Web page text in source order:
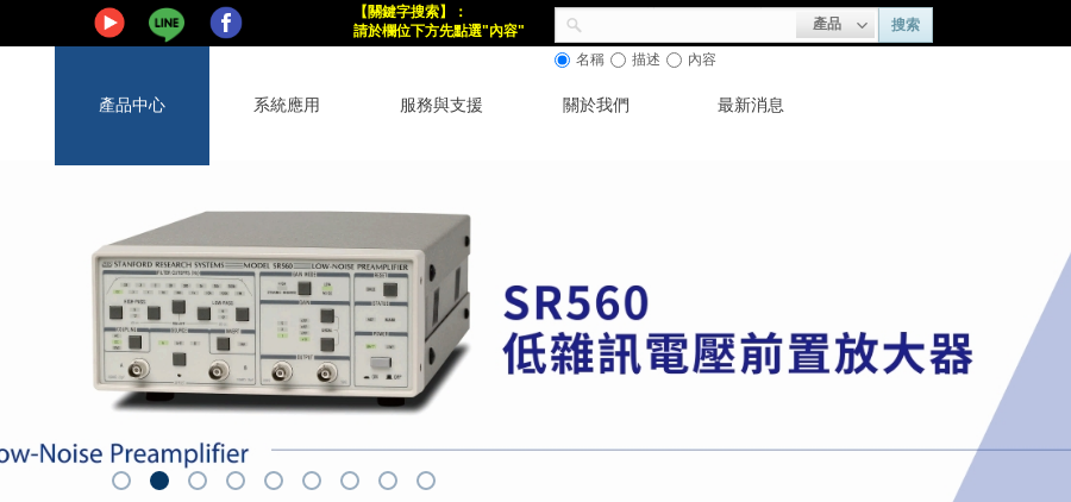
產品中心 系統應用 服務與支援 關於我們 最新消息
【關鍵字搜索】
：
請於欄位下方先點選"內容" 產品 搜索
名稱 描述 內容